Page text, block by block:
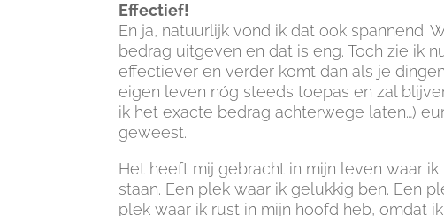
Effectief!
En ja, natuurlijk vond ik dat ook spannend.
bedrag uitgeven en dat is eng. Toch zie ik
effectiever en verder komt dan als je
eigen leven nóg steeds toepas en zal
ik het exacte bedrag achterwege laten…)
geweest.
Het heeft mij gebracht in mijn leven waar
staan. Een plek waar ik gelukkig ben. Een
plek waar ik rust in mijn hoofd heb, omdat